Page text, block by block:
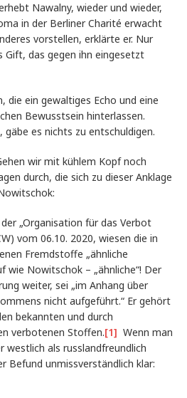
Nawalny, wieder und wieder,
in der Berliner Charité erwacht
vorstellen, erklärte er. Nur
Gift, das gegen ihn eingesetzt
die ein gewaltiges Echo und eine
Bewusstsein hinterlassen.
gäbe es nichts zu entschuldigen.
wir mit kühlem Kopf noch
durch, die sich zu dieser Anklage
„Organisation für das Verbot
vom 06.10. 2020, wiesen die in
Fremdstoffe „ähnliche
wie Nowitschok – „ähnliche“! Der
weiter, sei „im Anhang über
nicht aufgeführt.“ Er gehört
bekannten und durch
verbotenen Stoffen.[1] Wenn man
westlich als russlandfreundlich
Befund unmissverständlich klar: